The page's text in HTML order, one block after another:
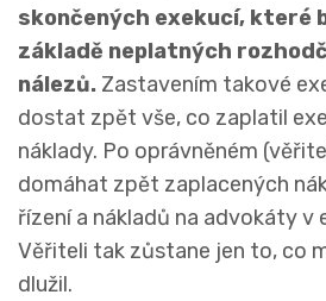
skončených exekucí, které
základě neplatných
nálezů. Zastavením takové
dostat zpět vše, co zaplatil
náklady. Po oprávněném
domáhat zpět zaplacených
řízení a nákladů na advokáty v
Věřiteli tak zůstane jen to, co
dlužil.